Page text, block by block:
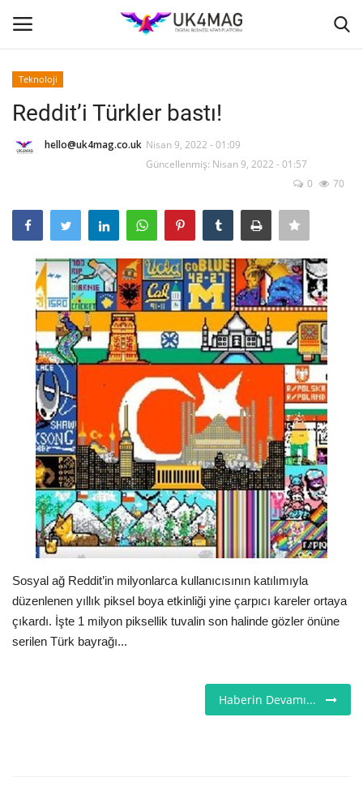
Ana Sayfa
TVNET
TOPLUM
Londra
İş İlanları
Seri İlanlar
İngiltere
Videolar
İş & Ekonomi
Pazaryeri
Kültür - Sanat
Firma Rehberi
Teknoloji
Reddit’i Türkler bastı!
hello@uk4mag.co.uk Nisan 9, 2022 - 01:09
Güncellenmiş: Nisan 9, 2022 - 01:57
0
70
Sosyal ağ Reddit’in milyonlarca kullanıcısının katılımıyla
düzenlenen yıllık piksel boya etkinliği yine çarpıcı kareler ortaya
çıkardı. İşte 1 milyon piksellik tuvalin son halinde gözler önüne
serilen Türk bayrağı...
Haberin Devamı...